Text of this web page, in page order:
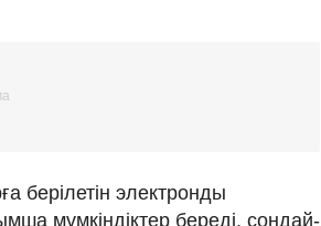
берілетін электронды
мүмкіндіктер береді, сондай-